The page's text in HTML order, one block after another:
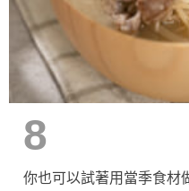
8
你也可以試著用當季食材